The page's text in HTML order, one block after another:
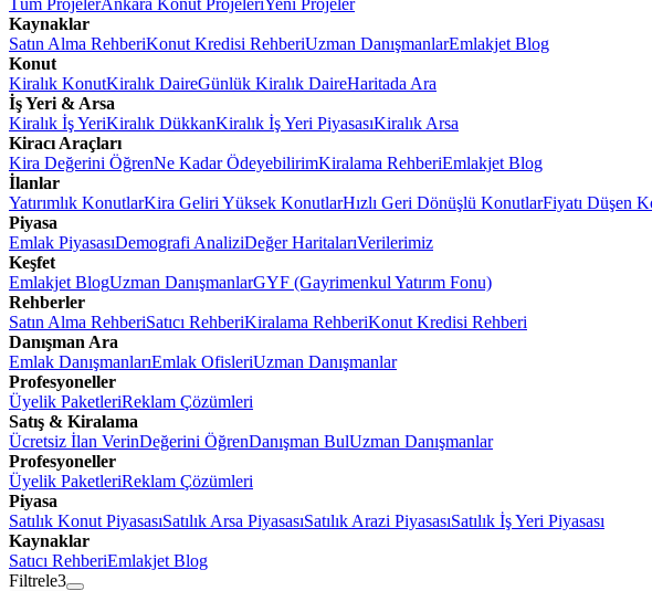
Tüm ProjelerAnkara Konut ProjeleriYeni Projeler
Kaynaklar
Satın Alma RehberiKonut Kredisi RehberiUzman DanışmanlarEmlakjet Blog
Konut
Kiralık KonutKiralık DaireGünlük Kiralık DaireHaritada Ara
İş Yeri & Arsa
Kiralık İş YeriKiralık DükkanKiralık İş Yeri PiyasasıKiralık Arsa
Kiracı Araçları
Kira Değerini ÖğrenNe Kadar ÖdeyebilirimKiralama RehberiEmlakjet Blog
İlanlar
Yatırımlık KonutlarKira Geliri Yüksek KonutlarHızlı Geri Dönüşlü KonutlarFiyatı Düşen
Piyasa
Emlak PiyasasıDemografi AnaliziDeğer HaritalarıVerilerimiz
Keşfet
Emlakjet BlogUzman DanışmanlarGYF (Gayrimenkul Yatırım Fonu)
Rehberler
Satın Alma RehberiSatıcı RehberiKiralama RehberiKonut Kredisi Rehberi
Danışman Ara
Emlak DanışmanlarıEmlak OfisleriUzman Danışmanlar
Profesyoneller
Üyelik PaketleriReklam Çözümleri
Satış & Kiralama
Ücretsiz İlan VerinDeğerini ÖğrenDanışman BulUzman Danışmanlar
Profesyoneller
Üyelik PaketleriReklam Çözümleri
Piyasa
Satılık Konut PiyasasıSatılık Arsa PiyasasıSatılık Arazi PiyasasıSatılık İş Yeri Piyasası
Kaynaklar
Satıcı RehberiEmlakjet Blog
Filtrele3